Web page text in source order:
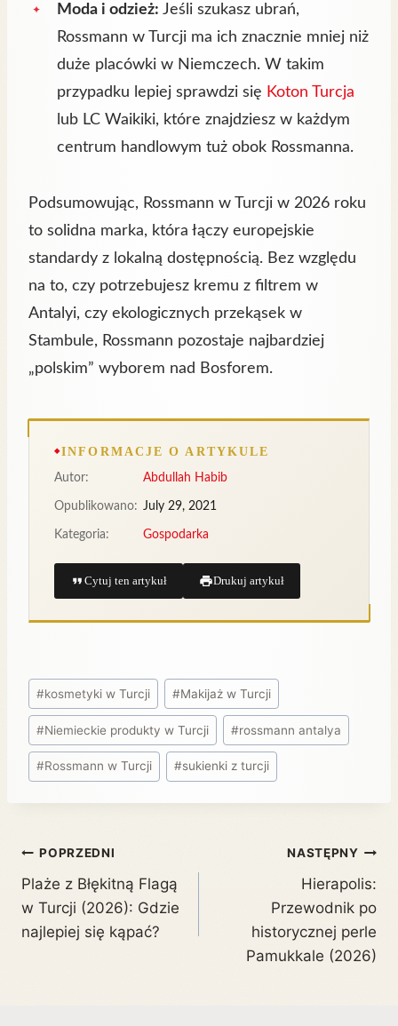
Moda i odzież: Jeśli szukasz ubrań,
Rossmann w Turcji ma ich znacznie mniej niż
duże placówki w Niemczech. W takim
przypadku lepiej sprawdzi się Koton Turcja
lub LC Waikiki, które znajdziesz w każdym
centrum handlowym tuż obok Rossmanna.
Podsumowując, Rossmann w Turcji w 2026 roku
to solidna marka, która łączy europejskie
standardy z lokalną dostępnością. Bez względu
na to, czy potrzebujesz kremu z filtrem w
Antalyi, czy ekologicznych przekąsek w
Stambule, Rossmann pozostaje najbardziej
„polskim” wyborem nad Bosforem.
INFORMACJE O ARTYKULE
Autor: Abdullah Habib
Opublikowano: July 29, 2021
Kategoria: Gospodarka
Cytuj ten artykuł Drukuj artykuł
#kosmetyki w Turcji #Makijaż w Turcji
#Niemieckie produkty w Turcji #rossmann antalya
#Rossmann w Turcji #sukienki z turcji
POPRZEDNI
Plaże z Błękitną Flagą
w Turcji (2026): Gdzie
najlepiej się kąpać?
NASTĘPNY
Hierapolis:
Przewodnik po
historycznej perle
Pamukkale (2026)